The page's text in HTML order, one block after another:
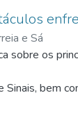
e Sá
sobre os
bem